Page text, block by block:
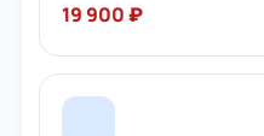
19 900 ₽